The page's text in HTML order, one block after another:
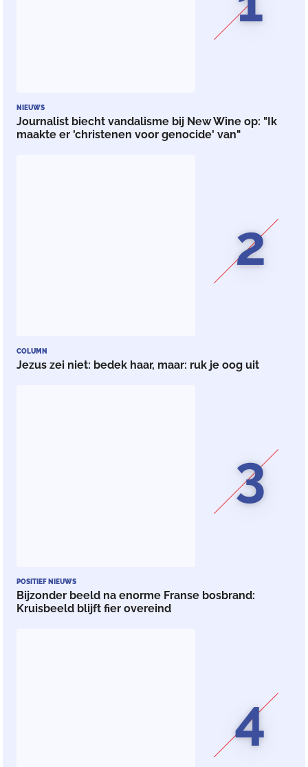
NIEUWS
Journalist biecht vandalisme bij New Wine op: "Ik
maakte er 'christenen voor genocide' van"
2
COLUMN
Jezus zei niet: bedek haar, maar: ruk je oog uit
3
POSITIEF NIEUWS
Bijzonder beeld na enorme Franse bosbrand:
Kruisbeeld blijft fier overeind
4